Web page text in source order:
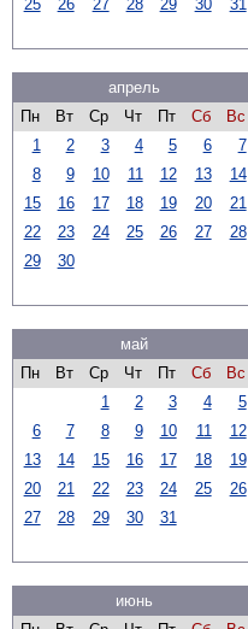
25
26 27 28 29 30 31
апрель
Пн
Вт Ср Чт Пт Сб
Вс
1
2 3 4 5 6
7
8
9 10 11 12 13
14
15
16 17 18 19 20
21
22
23 24 25 26 27
28
29
30
май
Пн
Вт Ср Чт Пт Сб
Вс
1
2 3 4
5
6
7 8 9 10 11
12
13
14 15 16 17 18
19
20
21 22 23 24 25
26
27
28 29 30 31
июнь